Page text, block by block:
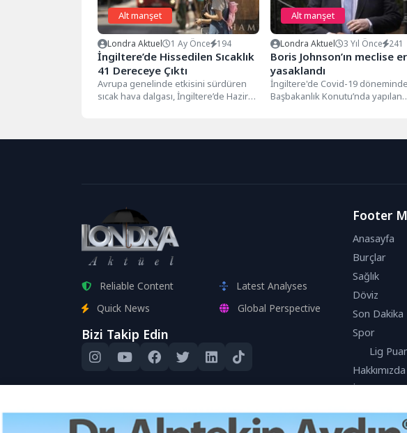
Alt manşet
Londra Aktuel 1 Ay Önce 194
İngiltere’de Hissedilen Sıcaklık
41 Dereceye Çıktı
Avrupa genelinde etkisini sürdüren
sıcak hava dalgası, İngiltere’de Haziran
Alt manşet
Londra Aktuel 3 Yıl Önce 241
Boris Johnson’ın meclise
yasaklandı
İngiltere'de Covid-19 döneminde
Başbakanlık Konutu’nda yapılan
Reliable Content
Latest Analyses
Quick News
Global Perspective
Bizi Takip Edin
Footer
Anasayfa
Burçlar
Sağlık
Döviz
Son Dakika
Spor
Lig
Hakkımızda
İletişim